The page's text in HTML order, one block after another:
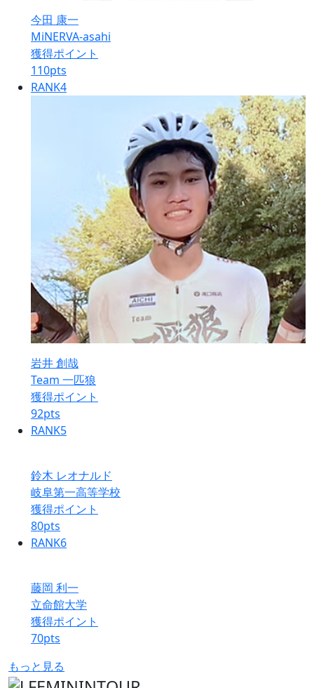
今田 康一
MiNERVA-asahi
獲得ポイント
110pts
RANK4
岩井 創哉
Team 一匹狼
獲得ポイント
92pts
RANK5
鈴木 レオナルド
岐阜第一高等学校
獲得ポイント
80pts
RANK6
藤岡 利一
立命館大学
獲得ポイント
70pts
もっと見る